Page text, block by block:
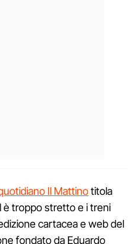
Il Mattinotitola
è troppo stretto e i treni
cartacea e web del
fondato da Eduardo